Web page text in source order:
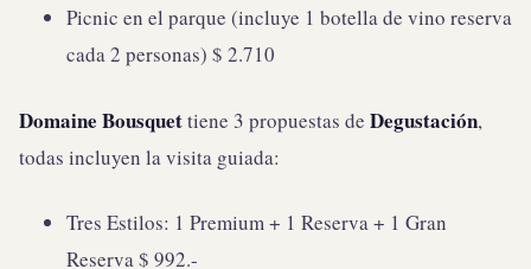
Picnic en el parque (incluye 1 botella de vino reserva
cada 2 personas) $ 2.710
Domaine Bousquettiene 3 propuestas de Degustación,
todas incluyen la visita guiada:
Tres Estilos: 1 Premium + 1 Reserva + 1 Gran
Reserva $ 992.-